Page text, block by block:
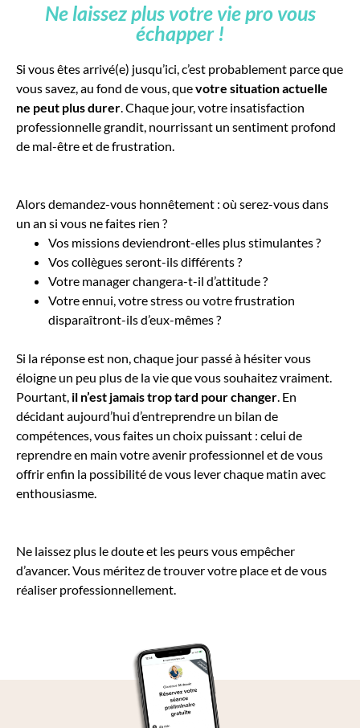
Ne laissez plus votre vie pro vous
échapper !
Si vous êtes arrivé(e) jusqu’ici, c’est probablement parce que
vous savez, au fond de vous, quevotre situation actuelle
ne peut plus durer. Chaque jour, votre insatisfaction
professionnelle grandit, nourrissant un sentiment profond
de mal-être et de frustration.
Alors demandez-vous honnêtement : où serez-vous dans
un an si vous ne faites rien ?
Vos missions deviendront-elles plus stimulantes ?
Vos collègues seront-ils différents ?
Votre manager changera-t-il d’attitude ?
Votre ennui, votre stress ou votre frustration
disparaîtront-ils d’eux-mêmes ?
Si la réponse est non, chaque jour passé à hésiter vous
éloigne un peu plus de la vie que vous souhaitez vraiment.
Pourtant, il n’est jamais trop tard pour changer. En
décidant aujourd’hui d’entreprendre un bilan de
compétences, vous faites un choix puissant : celui de
reprendre en main votre avenir professionnel et de vous
offrir enfin la possibilité de vous lever chaque matin avec
enthousiasme.
Ne laissez plus le doute et les peurs vous empêcher
d’avancer. Vous méritez de trouver votre place et de vous
réaliser professionnellement.